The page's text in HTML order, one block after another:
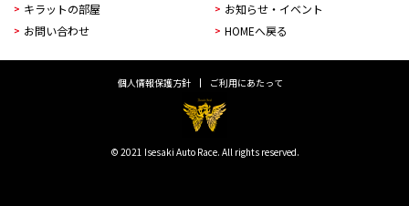
キラットの部屋
お知らせ・イベント
お問い合わせ
HOMEへ戻る
個人情報保護方針 ご利用にあたって
© 2021 Isesaki Auto Race. All rights reserved.